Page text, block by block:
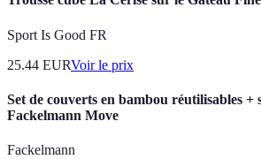
Sport Is Good FR
25.44 EURVoir le prix
Set de couverts en bambou réutilisables +
Fackelmann Move
Fackelmann